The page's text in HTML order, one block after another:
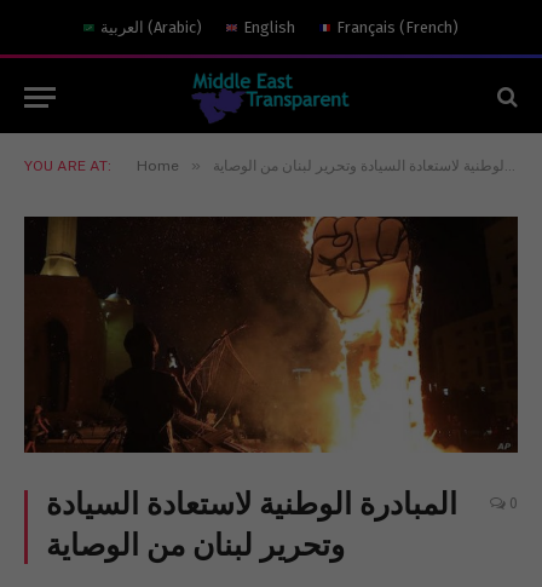
العربية (Arabic) English Français (French)
YOU ARE AT: Home »
المبادرة الوطنية لاستعادة السيادة
0